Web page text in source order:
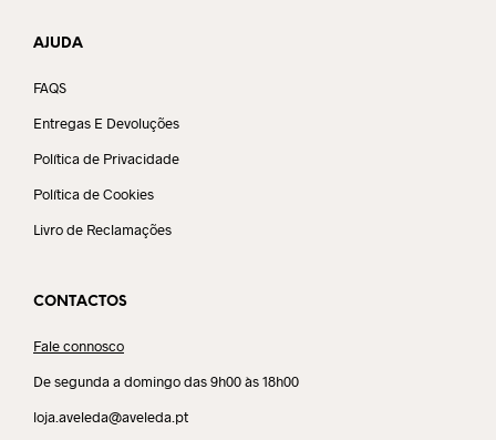
AJUDA
FAQS
Entregas E Devoluções
Política de Privacidade
Política de Cookies
Livro de Reclamações
CONTACTOS
Fale connosco
De segunda a domingo das 9h00 às 18h00
loja.aveleda@aveleda.pt